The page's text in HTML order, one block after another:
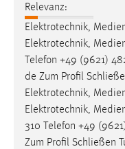
Relevanz:
Elektrotechnik,
Elektrotechnik,
Telefon +49 (9621)
de Zum Profil
Elektrotechnik,
Elektrotechnik,
310 Telefon +49
Zum Profil Schließen